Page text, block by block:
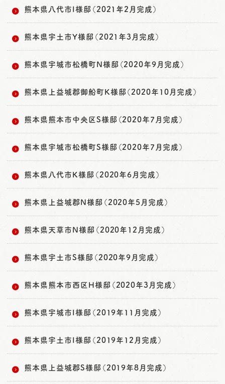
熊本県八代市I様邸（2021年2月完成）
熊本県宇土市Y様邸（2021年3月完成）
熊本県宇城市松橋町N様邸（2020年9月完成）
熊本県上益城郡御船町K様邸（2020年10月完成）
熊本県熊本市中央区S様邸（2020年7月完成）
熊本県宇城市松橋町S様邸（2020年7月完成）
熊本県八代市K様邸（2020年6月完成）
熊本県上益城郡N様邸（2020年5月完成）
熊本県天草市N様邸（2020年12月完成）
熊本県宇土市S様邸（2020年9月完成）
熊本県熊本市西区H様邸（2020年3月完成）
熊本県宇城市I様邸（2019年11月完成）
熊本県宇土市I様邸（2019年12月完成）
熊本県上益城郡S様邸（2019年8月完成）